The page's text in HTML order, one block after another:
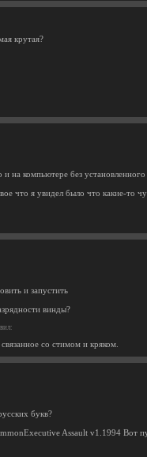
крутая?
на компьютере без установленного
что я увидел было что какие-то
и запустить
винды?
со стимом и кряком.
букв?
Assault v1.1994 Вот